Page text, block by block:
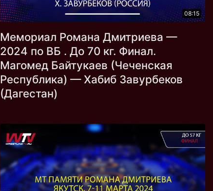
08:15
Мемориал Романа Дмитриева —
2024 по ВБ . До 70 кг. Финал.
Магомед Байтукаев (Чеченская
Республика) — Хабиб Завурбеков
(Дагестан)